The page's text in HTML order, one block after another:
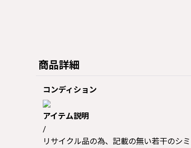
商品詳細
コンディション
アイテム説明
/
リサイクル品の為、記載の無い若干のシ